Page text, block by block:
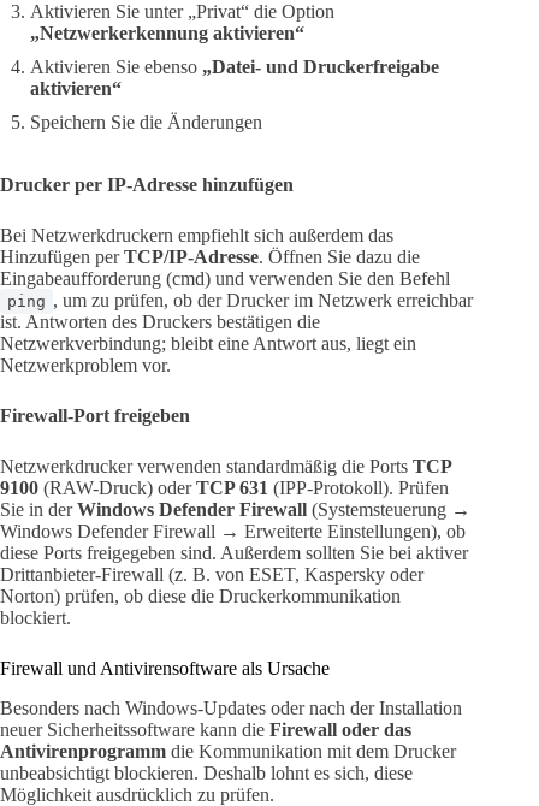
Aktivieren Sie unter „Privat“ die Option
„Netzwerkerkennung aktivieren“
Aktivieren Sie ebenso „Datei- und Druckerfreigabe
aktivieren“
Speichern Sie die Änderungen
Drucker per IP-Adresse hinzufügen
Bei Netzwerkdruckern empfiehlt sich außerdem das
Hinzufügen perTCP/IP-Adresse. Öffnen Sie dazu die
Eingabeaufforderung (cmd) und verwenden Sie den Befehl
ping , um zu prüfen, ob der Drucker im Netzwerk erreichbar
ist. Antworten des Druckers bestätigen die
Netzwerkverbindung; bleibt eine Antwort aus, liegt ein
Netzwerkproblem vor.
Firewall-Port freigeben
Netzwerkdrucker verwenden standardmäßig die Ports TCP
9100 (RAW-Druck) oderTCP 631 (IPP-Protokoll). Prüfen
Sie in derWindows Defender Firewall (Systemsteuerung →
Windows Defender Firewall → Erweiterte Einstellungen), ob
diese Ports freigegeben sind. Außerdem sollten Sie bei aktiver
Drittanbieter-Firewall (z. B. von ESET, Kaspersky oder
Norton) prüfen, ob diese die Druckerkommunikation
blockiert.
Firewall und Antivirensoftware als Ursache
Besonders nach Windows-Updates oder nach der Installation
neuer Sicherheitssoftware kann die Firewall oder das
Antivirenprogramm die Kommunikation mit dem Drucker
unbeabsichtigt blockieren. Deshalb lohnt es sich, diese
Möglichkeit ausdrücklich zu prüfen.